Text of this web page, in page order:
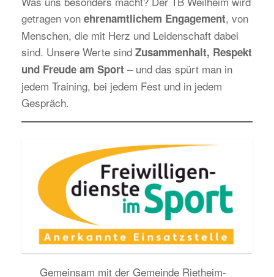
getragen von ehrenamtlichem Engagement, von
Menschen, die mit Herz und Leidenschaft dabei
sind. Unsere Werte sind Zusammenhalt, Respekt
und Freude am Sport – und das spürt man in
jedem Training, bei jedem Fest und in jedem
Gespräch.
Gemeinsam mit der Gemeinde Rietheim-